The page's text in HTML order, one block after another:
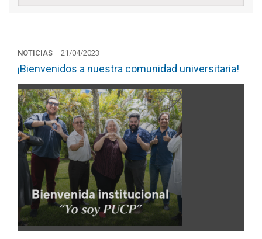
NOTICIAS 21/04/2023
¡Bienvenidos a nuestra comunidad universitaria!